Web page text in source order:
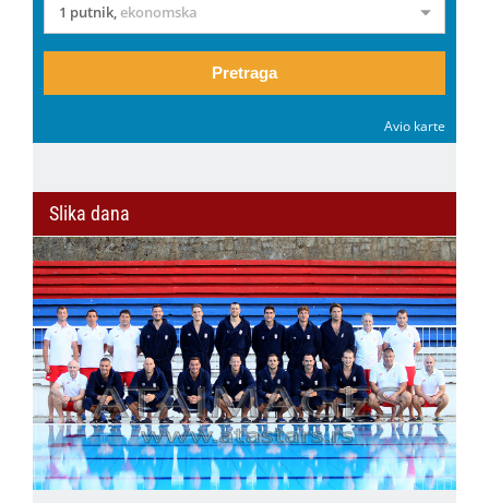
1 putnik,ekonomska
Pretraga
Avio karte
Slika dana